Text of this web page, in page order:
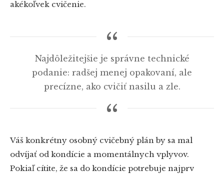
akékoľvek cvičenie.
Najdôležitejšie je správne technické
podanie: radšej menej opakovaní, ale
precízne, ako cvičiť nasilu a zle.
Váš konkrétny osobný cvičebný plán by sa mal
odvíjať od kondície a momentálnych vplyvov.
Pokiaľ cítite, že sa do kondície potrebuje najprv